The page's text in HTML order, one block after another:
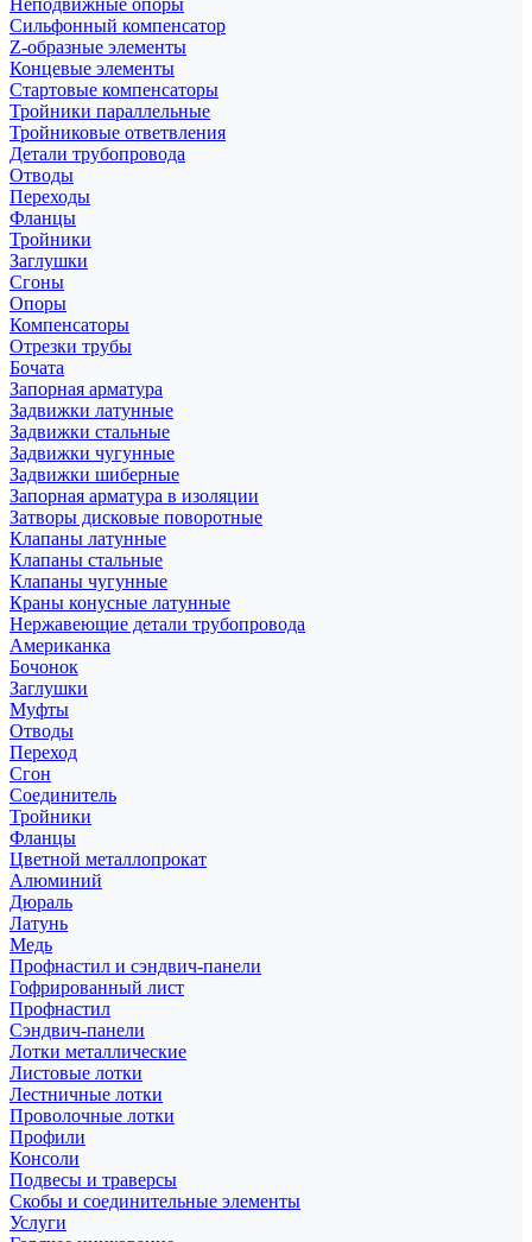
Неподвижные опоры
Cильфонный компенсатор
Z-образные элементы
Концевые элементы
Стартовые компенсаторы
Тройники параллельные
Тройниковые ответвления
Детали трубопровода
Отводы
Переходы
Фланцы
Тройники
Заглушки
Сгоны
Опоры
Компенсаторы
Отрезки трубы
Бочата
Запорная арматура
Задвижки латунные
Задвижки стальные
Задвижки чугунные
Задвижки шиберные
Запорная арматура в изоляции
Затворы дисковые поворотные
Клапаны латунные
Клапаны стальные
Клапаны чугунные
Краны конусные латунные
Нержавеющие детали трубопровода
Американка
Бочонок
Заглушки
Муфты
Отводы
Переход
Сгон
Соединитель
Тройники
Фланцы
Цветной металлопрокат
Алюминий
Дюраль
Латунь
Медь
Профнастил и сэндвич-панели
Гофрированный лист
Профнастил
Сэндвич-панели
Лотки металлические
Листовые лотки
Лестничные лотки
Проволочные лотки
Профили
Консоли
Подвесы и траверсы
Скобы и соединительные элементы
Услуги